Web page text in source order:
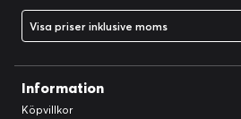
Visa priser inklusive moms
Information
Köpvillkor